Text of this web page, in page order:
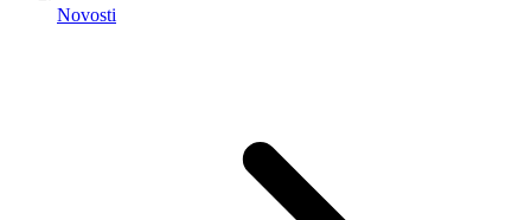
Novosti